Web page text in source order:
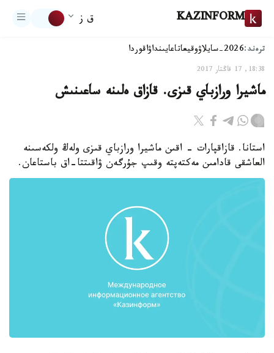
KAZINFORM ق ز
ترەند:2026-سايلاۋ وقيعاتاعايىنداۋاقوردا
18:38, 17 قاڭتار 2017
ماشيرا ورازباي قىزى. قازاق ەلىنە ساعىنىش
استانا. قازاقپارات - اقىن ماشيرا ورازباي قىزى ولەڭ ولكەسىنە
العاشقى قادامىن مەكتەپتە وقىپ جۇرگەن ۋاقىتتا-اق باستاعان.